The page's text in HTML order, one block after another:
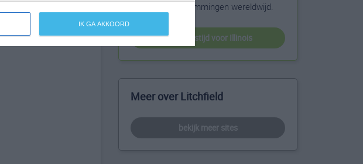
IK GA AKKOORD
duizenden bestemmingen wereldwijd.
beste reistijd voor Illinois
Meer over Litchfield
bekijk meer sites